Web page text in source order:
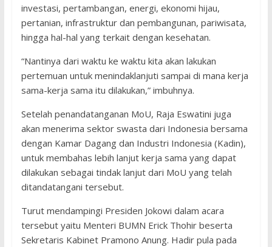
investasi, pertambangan, energi, ekonomi hijau,
pertanian, infrastruktur dan pembangunan, pariwisata,
hingga hal-hal yang terkait dengan kesehatan.
“Nantinya dari waktu ke waktu kita akan lakukan
pertemuan untuk menindaklanjuti sampai di mana kerja
sama-kerja sama itu dilakukan,” imbuhnya.
Setelah penandatanganan MoU, Raja Eswatini juga
akan menerima sektor swasta dari Indonesia bersama
dengan Kamar Dagang dan Industri Indonesia (Kadin),
untuk membahas lebih lanjut kerja sama yang dapat
dilakukan sebagai tindak lanjut dari MoU yang telah
ditandatangani tersebut.
Turut mendampingi Presiden Jokowi dalam acara
tersebut yaitu Menteri BUMN Erick Thohir beserta
Sekretaris Kabinet Pramono Anung. Hadir pula pada